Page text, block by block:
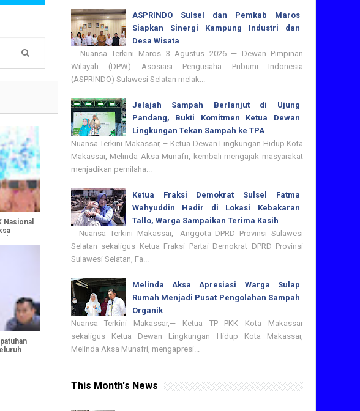
Nasional
ASPRINDO Sulsel dan Pemkab Maros
Siapkan Sinergi Kampung Industri dan
Desa Wisata
Nuansa Terkini Maros 3 Agustus 2026 — Dewan Pimpinan
Wilayah (DPW) Asosiasi Pengusaha Pribumi Indonesia
(ASPRINDO) Sulawesi Selatan melak...
Jelajah Sampah Berlanjut di Ujung
Pandang, Bukti Komitmen Ketua Dewan
Lingkungan Tekan Sampah ke TPA
Nuansa Terkini Makassar, – Ketua Dewan Lingkungan Hidup Kota
Makassar, Melinda Aksa Munafri, kembali mengajak masyarakat
menjadikan pemilaha...
Ketua Fraksi Demokrat Sulsel Fatma
Wahyuddin Hadir di Lokasi Kebakaran
Tallo, Warga Sampaikan Terima Kasih
Nuansa Terkini Makassar,- Anggota DPRD Provinsi Sulawesi
Selatan sekaligus Ketua Fraksi Partai Demokrat DPRD Provinsi
Sulawesi Selatan, Fa...
Melinda Aksa Apresiasi Warga Sulap
Rumah Menjadi Pusat Pengolahan Sampah
Organik
Nuansa Terkini Makassar,— Ketua TP PKK Kota Makassar
sekaligus Ketua Dewan Lingkungan Hidup Kota Makassar,
Melinda Aksa Munafri, mengapresi...
This Month's News